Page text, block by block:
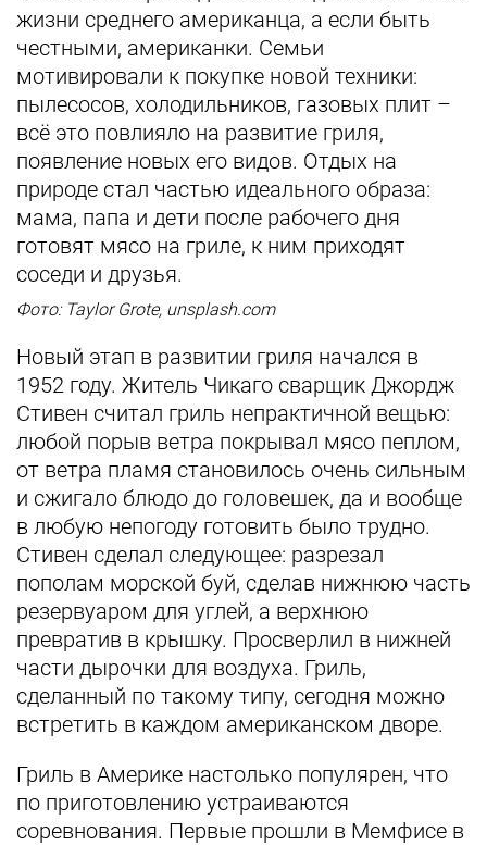
жизни среднего американца, а если быть
честными, американки. Семьи
мотивировали к покупке новой техники:
пылесосов, холодильников, газовых плит –
всё это повлияло на развитие гриля,
появление новых его видов. Отдых на
природе стал частью идеального образа:
мама, папа и дети после рабочего дня
готовят мясо на гриле, к ним приходят
соседи и друзья.
Фото: Taylor Grote, unsplash.com
Новый этап в развитии гриля начался в
1952 году. Житель Чикаго сварщик Джордж
Стивен считал гриль непрактичной вещью:
любой порыв ветра покрывал мясо пеплом,
от ветра пламя становилось очень сильным
и сжигало блюдо до головешек, да и вообще
в любую непогоду готовить было трудно.
Стивен сделал следующее: разрезал
пополам морской буй, сделав нижнюю часть
резервуаром для углей, а верхнюю
превратив в крышку. Просверлил в нижней
части дырочки для воздуха. Гриль,
сделанный по такому типу, сегодня можно
встретить в каждом американском дворе.
Гриль в Америке настолько популярен, что
по приготовлению устраиваются
соревнования. Первые прошли в Мемфисе в